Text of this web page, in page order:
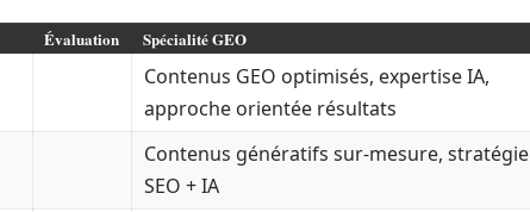
Évaluation Spécialité GEO
Contenus GEO optimisés, expertise IA,
approche orientée résultats
Contenus génératifs sur-mesure, stratégie
SEO + IA